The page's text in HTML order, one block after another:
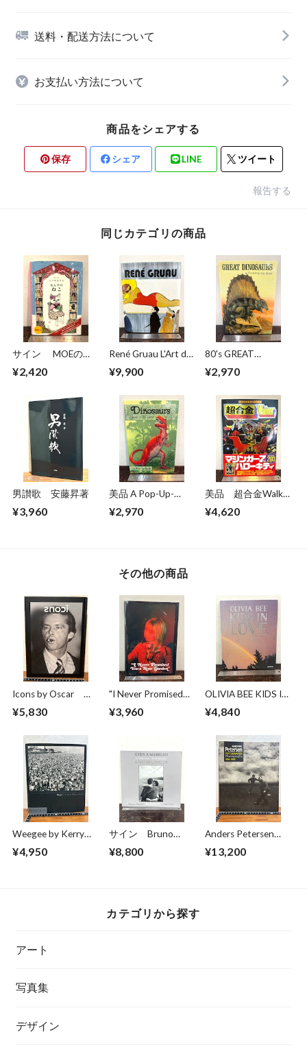
送料・配送方法について
お支払い方法について
商品をシェアする
保存 シェア LINE ツイート
報告する
同じカテゴリの商品
サイン MOEのえ
こ ヒグチユウコ
¥2,420
René Gruau L'Art de
of Advertising
¥9,900
80's GREAT
Pop−Up Book
¥2,970
男讃歌 安藤昇著
¥3,960
美品 A Pop-Up-
Giants of the Earth
¥2,970
美品 超合金Walkar
誕生40周年記念
¥4,620
その他の商品
Icons by Oscar
photographer Oscar
¥5,830
"I Never Promised
CHLOE SHEPPARD
¥3,960
OLIVIA BEE KIDS IN
¥4,840
Weegee by Kerry
¥4,950
サイン Bruno
1989-2014
¥8,800
Anders Petersen
Photographs 1966-
¥13,200
カテゴリから探す
アート
写真集
デザイン